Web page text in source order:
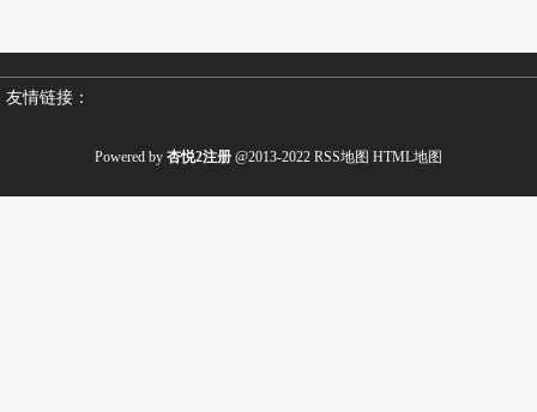
友情链接：
Powered by 杏悦2注册 @2013-2022 RSS地图 HTML地图